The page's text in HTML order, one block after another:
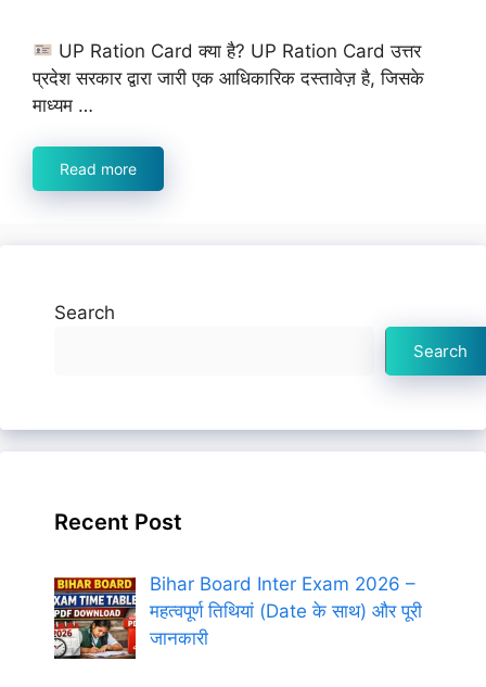
UP Ration Card क्या है? UP Ration Card उत्तर
प्रदेश सरकार द्वारा जारी एक आधिकारिक दस्तावेज़ है, जिसके
माध्यम …
Read more
Search
Search
Recent Post
Bihar Board Inter Exam 2026 –
महत्वपूर्ण तिथियां (Date के साथ) और पूरी
जानकारी